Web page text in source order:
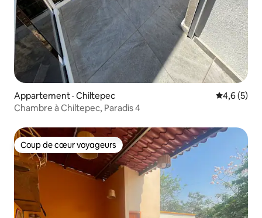
Appartement · Chiltepec Note
4,6 (5)
Chambre à Chiltepec, Paradis 4
Coup de cœur voyageurs
Coup de cœur voyageurs